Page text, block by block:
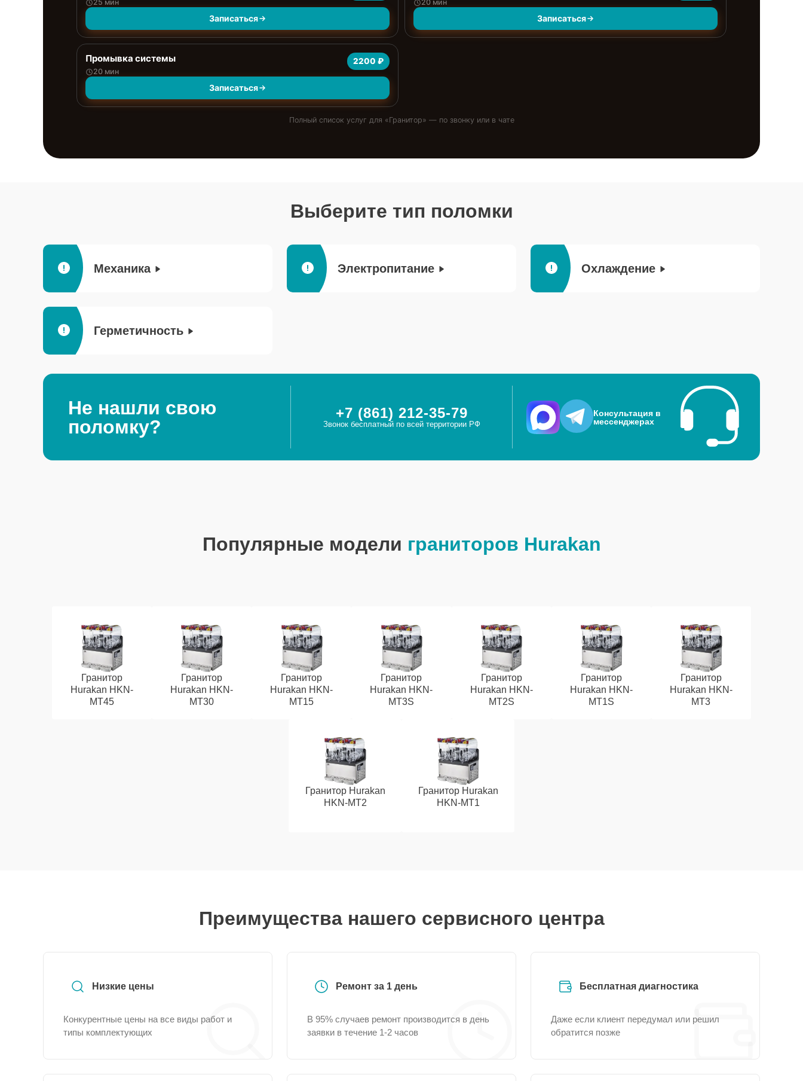
25 мин
Записаться
20 мин
Записаться
Промывка системы
20 мин
2200 ₽
Записаться
Полный список услуг для «Гранитор» — по звонку или в чате
Выберите тип поломки
Механика Электропитание Охлаждение
Герметичность
Не нашли свою
поломку?
+7 (861) 212-35-79
Звонок бесплатный по всей территории РФ
Консультация в
мессенджерах
Популярные модели граниторов Hurakan
Гранитор
Hurakan HKN-
MT45
Гранитор
Hurakan HKN-
MT30
Гранитор
Hurakan HKN-
MT15
Гранитор
Hurakan HKN-
MT3S
Гранитор
Hurakan HKN-
MT2S
Гранитор
Hurakan HKN-
MT1S
Гранитор
Hurakan HKN-
MT3
Гранитор Hurakan
HKN-MT2
Гранитор Hurakan
HKN-MT1
Преимущества нашего сервисного центра
Низкие цены
Конкурентные цены на все виды работ и
типы комплектующих
Ремонт за 1 день
В 95% случаев ремонт производится в день
заявки в течение 1-2 часов
Бесплатная диагностика
Даже если клиент передумал или решил
обратится позже